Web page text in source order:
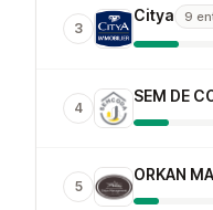
3
Citya 9
4
5
ORKAN